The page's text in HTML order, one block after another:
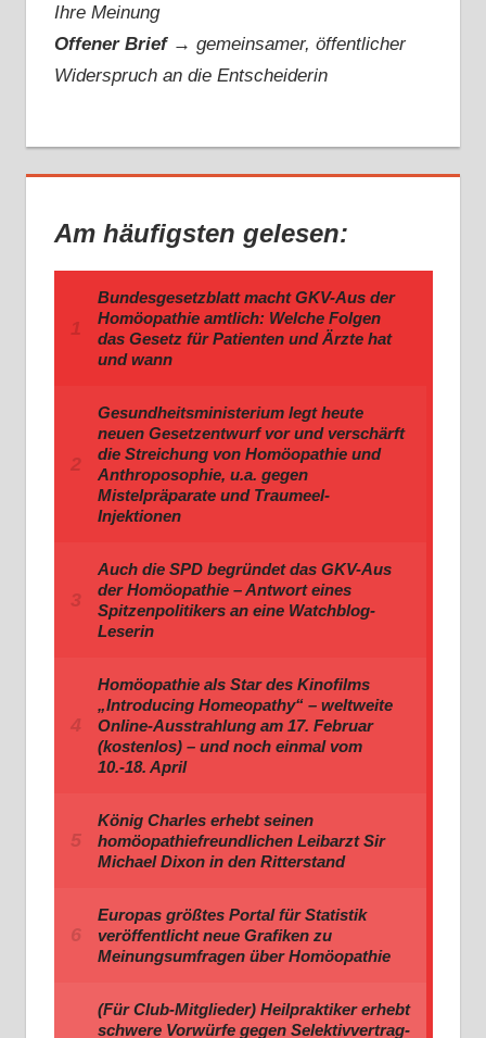
Ihre Meinung
Offener Brief → gemeinsamer, öffentlicher
Widerspruch an die Entscheiderin
Am häufigsten gelesen: